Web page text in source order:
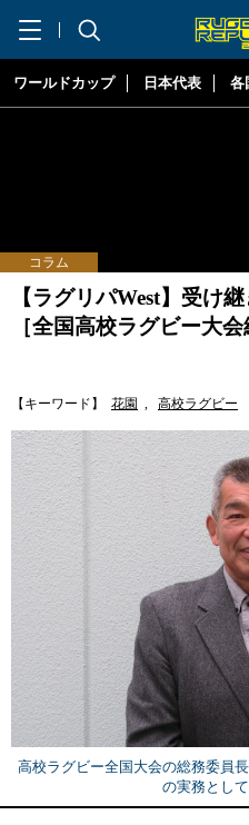
ワールドカップ 日本代表 各
コラム
【ラグリパWest】受け
［全国高校ラグビー大会
【キーワード】 花園 , 高校ラグビー
高校ラグビー全国大会の総務委員
の実務とし